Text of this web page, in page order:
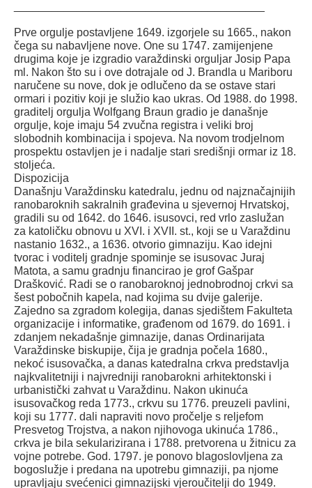
Prve orgulje postavljene 1649. izgorjele su 1665., nakon
čega su nabavljene nove. One su 1747. zamijenjene
drugima koje je izgradio varaždinski orguljar Josip Papa
ml. Nakon što su i ove dotrajale od J. Brandla u Mariboru
naručene su nove, dok je odlučeno da se ostave stari
ormari i pozitiv koji je služio kao ukras. Od 1988. do 1998.
graditelj orgulja Wolfgang Braun gradio je današnje
orgulje, koje imaju 54 zvučna registra i veliki broj
slobodnih kombinacija i spojeva. Na novom trodjelnom
prospektu ostavljen je i nadalje stari središnji ormar iz 18.
stoljeća.
Dispozicija
Današnju Varaždinsku katedralu, jednu od najznačajnijih
ranobaroknih sakralnih građevina u sjevernoj Hrvatskoj,
gradili su od 1642. do 1646. isusovci, red vrlo zaslužan
za katoličku obnovu u XVI. i XVII. st., koji se u Varaždinu
nastanio 1632., a 1636. otvorio gimnaziju. Kao idejni
tvorac i voditelj gradnje spominje se isusovac Juraj
Matota, a samu gradnju financirao je grof Gašpar
Drašković. Radi se o ranobaroknoj jednobrodnoj crkvi sa
šest pobočnih kapela, nad kojima su dvije galerije.
Zajedno sa zgradom kolegija, danas sjedištem Fakulteta
organizacije i informatike, građenom od 1679. do 1691. i
zdanjem nekadašnje gimnazije, danas Ordinarijata
Varaždinske biskupije, čija je gradnja počela 1680.,
nekoć isusovačka, a danas katedralna crkva predstavlja
najkvalitetniji i najvredniji ranobarokni arhitektonski i
urbanistički zahvat u Varaždinu. Nakon ukinuća
isusovačkog reda 1773., crkvu su 1776. preuzeli pavlini,
koji su 1777. dali napraviti novo pročelje s reljefom
Presvetog Trojstva, a nakon njihovoga ukinuća 1786.,
crkva je bila sekularizirana i 1788. pretvorena u žitnicu za
vojne potrebe. God. 1797. je ponovo blagoslovljena za
bogoslužje i predana na upotrebu gimnaziji, pa njome
upravljaju svećenici gimnazijski vjeroučitelji do 1949.